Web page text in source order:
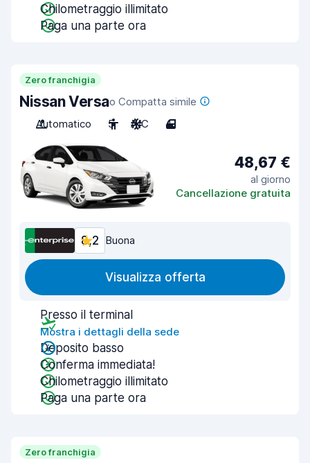
Chilometraggio illimitato
Paga una parte ora
Zero franchigia
Nissan Versao Compatta simile
Automatico
5 A/C 4
48,67 €
al giorno
Cancellazione gratuita
8,2 Buona
Visualizza offerta
Presso il terminal
Mostra i dettagli della sede
Deposito basso
Conferma immediata!
Chilometraggio illimitato
Paga una parte ora
Zero franchigia